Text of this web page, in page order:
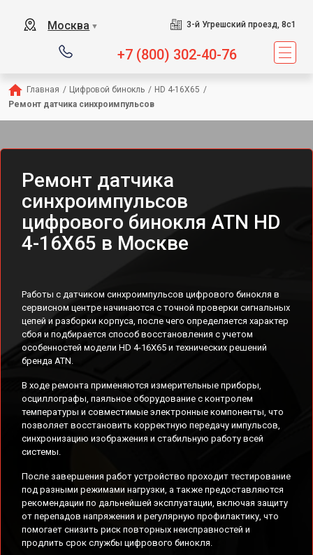
Москва ▼ 3-й Угрешский проезд, 8с1
+7 (800) 302-40-76
Главная / Цифровой бинокль / HD 4-16X65 /
Ремонт датчика синхроимпульсов
Ремонт датчика
синхроимпульсов
цифрового бинокля ATN HD
4-16X65 в Москве
Работы с датчиком синхроимпульсов цифрового бинокля в
сервисном центре начинаются с точной проверки сигнальных
цепей и разборки корпуса, после чего определяется характер
сбоя и подбирается способ восстановления с учетом
особенностей модели HD 4-16X65 и технических решений
бренда ATN.
В ходе ремонта применяются измерительные приборы,
осциллографы, паяльное оборудование с контролем
температуры и совместимые электронные компоненты, что
позволяет восстановить корректную передачу импульсов,
синхронизацию изображения и стабильную работу всей
системы.
После завершения работ устройство проходит тестирование
под разными режимами нагрузки, а также предоставляются
рекомендации по дальнейшей эксплуатации, включая защиту
от перепадов напряжения и регулярную профилактику, что
помогает снизить риск повторных неисправностей и
продлить срок службы цифрового бинокля.